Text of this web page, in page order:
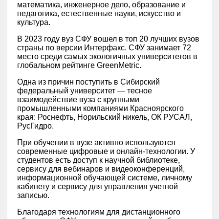
математика, инженерное дело, образование и
педагогика, естественные науки, искусство и
культура.
В 2023 году вуз СФУ вошел в топ 20 лучших вузов
страны по версии Интерфакс. СФУ занимает 72
место среди самых экологичных университетов в
глобальном рейтинге GreenMetric.
Одна из причин поступить в Сибирский
федеральный университет — тесное
взаимодействие вуза с крупными
промышленными компаниями Красноярского
края: Роснефть, Норильский никель, ОК РУСАЛ,
РусГидро.
При обучении в вузе активно используются
современные цифровые и онлайн-технологии. У
студентов есть доступ к научной библиотеке,
сервису для вебинаров и видеоконференций,
информационной обучающей системе, личному
кабинету и сервису для управления учетной
записью.
Благодаря технологиям для дистанционного